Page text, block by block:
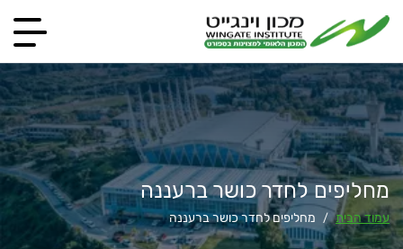
מחליפים לחדר כושר ברעננה
עמוד הבית / מחליפים לחדר כושר ברעננה